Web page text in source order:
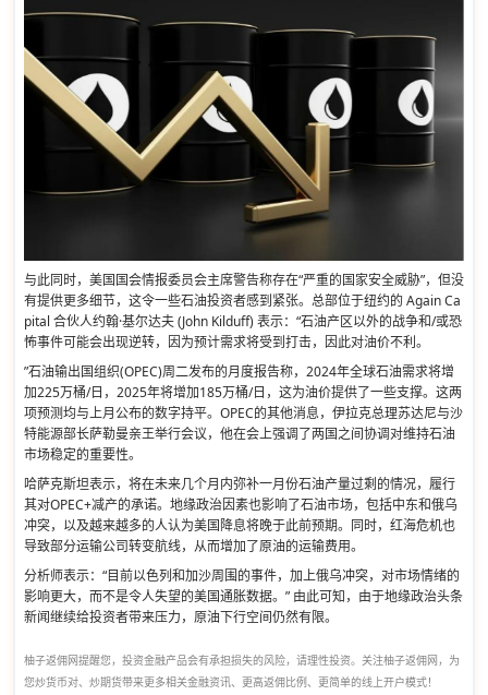
与此同时，美国国会情报委员会主席警告称存在“严重的国家安全威胁”，但没
有提供更多细节，这令一些石油投资者感到紧张。总部位于纽约的 Again Ca
pital 合伙人约翰·基尔达夫 (John Kilduff) 表示：“石油产区以外的战争和/或恐
怖事件可能会出现逆转，因为预计需求将受到打击，因此对油价不利。
”石油输出国组织(OPEC)周二发布的月度报告称，2024年全球石油需求将增
加225万桶/日，2025年将增加185万桶/日，这为油价提供了一些支撑。这两
项预测均与上月公布的数字持平。OPEC的其他消息，伊拉克总理苏达尼与沙
特能源部长萨勒曼亲王举行会议，他在会上强调了两国之间协调对维持石油
市场稳定的重要性。
哈萨克斯坦表示，将在未来几个月内弥补一月份石油产量过剩的情况，履行
其对OPEC+减产的承诺。地缘政治因素也影响了石油市场，包括中东和俄乌
冲突，以及越来越多的人认为美国降息将晚于此前预期。同时，红海危机也
导致部分运输公司转变航线，从而增加了原油的运输费用。
分析师表示：“目前以色列和加沙周围的事件，加上俄乌冲突，对市场情绪的
影响更大，而不是令人失望的美国通胀数据。” 由此可知，由于地缘政治头条
新闻继续给投资者带来压力，原油下行空间仍然有限。
柚子返佣网提醒您，投资金融产品会有承担损失的风险，请理性投资。关注柚子返佣网，为
您炒货币对、炒期货带来更多相关金融资讯、更高返佣比例、更简单的线上开户模式！